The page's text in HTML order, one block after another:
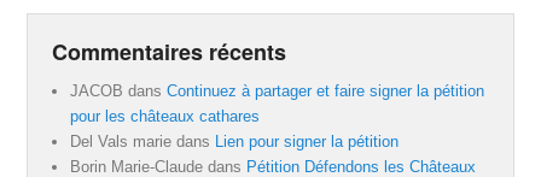
Commentaires récents
JACOB dansContinuez à partager et faire signer la pétition
pour les châteaux cathares
Del Vals marie dans
Lien pour signer la pétition
Borin Marie-Claude dans Pétition Défendons les Châteaux